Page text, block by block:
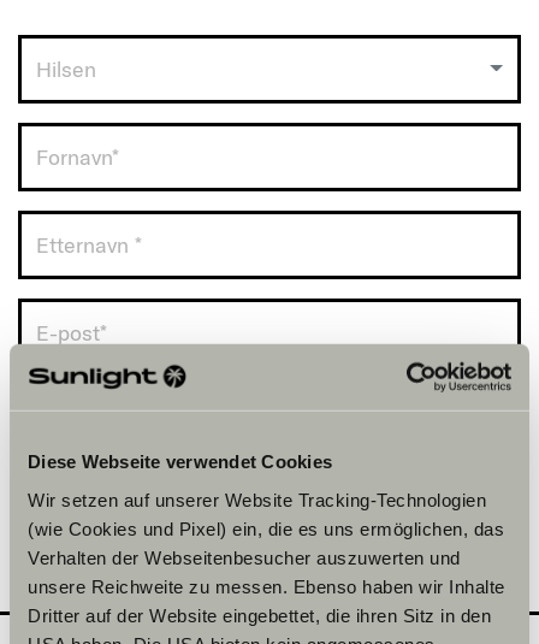
Diese Webseite verwendet Cookies
Wir setzen auf unserer Website Tracking-Technologien
(wie Cookies und Pixel) ein, die es uns ermöglichen, das
Verhalten der Webseitenbesucher auszuwerten und
unsere Reichweite zu messen. Ebenso haben wir Inhalte
Dritter auf der Website eingebettet, die ihren Sitz in den
Hilsen
Norge (+47)